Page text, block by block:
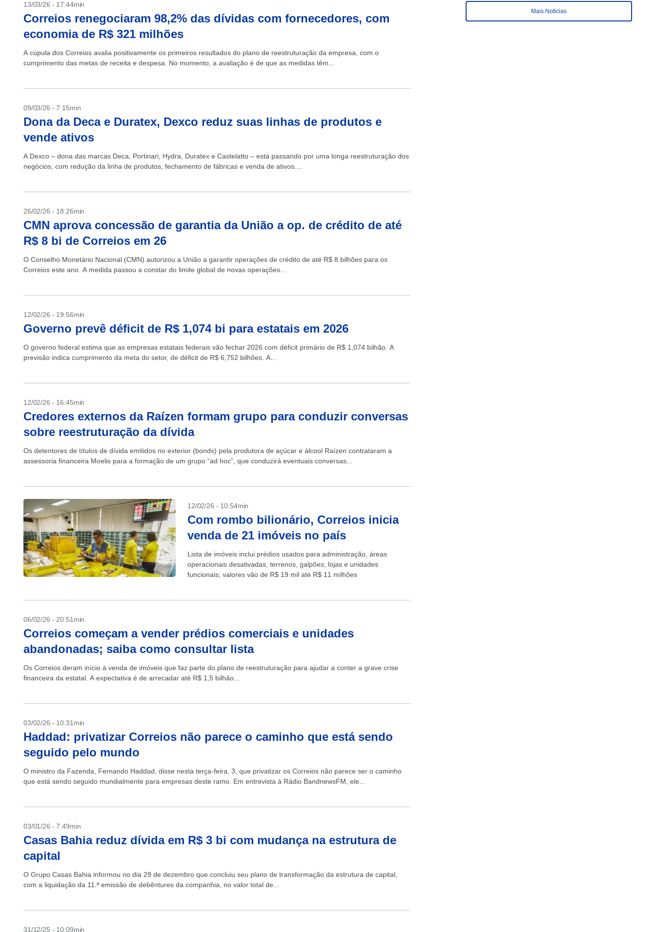
13/03/26 - 17:44min
Correios renegociaram 98,2% das dívidas com fornecedores, com
economia de R$ 321 milhões
A cúpula dos Correios avalia positivamente os primeiros resultados do plano de reestruturação da empresa, com o
cumprimento das metas de receita e despesa. No momento, a avaliação é de que as medidas têm...
09/03/26 - 7:15min
Dona da Deca e Duratex, Dexco reduz suas linhas de produtos e
vende ativos
A Dexco – dona das marcas Deca, Portinari, Hydra, Duratex e Castelatto – está passando por uma longa reestruturação dos
negócios, com redução da linha de produtos, fechamento de fábricas e venda de ativos....
26/02/26 - 18:26min
CMN aprova concessão de garantia da União a op. de crédito de até
R$ 8 bi de Correios em 26
O Conselho Monetário Nacional (CMN) autorizou a União a garantir operações de crédito de até R$ 8 bilhões para os
Correios este ano. A medida passou a constar do limite global de novas operações...
12/02/26 - 19:56min
Governo prevê déficit de R$ 1,074 bi para estatais em 2026
O governo federal estima que as empresas estatais federais vão fechar 2026 com déficit primário de R$ 1,074 bilhão. A
previsão indica cumprimento da meta do setor, de déficit de R$ 6,752 bilhões. A...
12/02/26 - 16:45min
Credores externos da Raízen formam grupo para conduzir conversas
sobre reestruturação da dívida
Os detentores de títulos de dívida emitidos no exterior (bonds) pela produtora de açúcar e álcool Raízen contrataram a
assessoria financeira Moelis para a formação de um grupo “ad hoc”, que conduzirá eventuais conversas...
12/02/26 - 10:54min
Com rombo bilionário, Correios inicia
venda de 21 imóveis no país
Lista de imóveis inclui prédios usados para administração, áreas
operacionais desativadas, terrenos, galpões, lojas e unidades
funcionais; valores vão de R$ 19 mil até R$ 11 milhões
06/02/26 - 20:51min
Correios começam a vender prédios comerciais e unidades
abandonadas; saiba como consultar lista
Os Correios deram início à venda de imóveis que faz parte do plano de reestruturação para ajudar a conter a grave crise
financeira da estatal. A expectativa é de arrecadar até R$ 1,5 bilhão...
03/02/26 - 10:31min
Haddad: privatizar Correios não parece o caminho que está sendo
seguido pelo mundo
O ministro da Fazenda, Fernando Haddad, disse nesta terça-feira, 3, que privatizar os Correios não parece ser o caminho
que está sendo seguido mundialmente para empresas deste ramo. Em entrevista à Rádio BandnewsFM, ele...
03/01/26 - 7:49min
Casas Bahia reduz dívida em R$ 3 bi com mudança na estrutura de
capital
O Grupo Casas Bahia informou no dia 29 de dezembro que concluiu seu plano de transformação da estrutura de capital,
com a liquidação da 11.ª emissão de debêntures da companhia, no valor total de...
31/12/25 - 10:09min
Mais Noticias